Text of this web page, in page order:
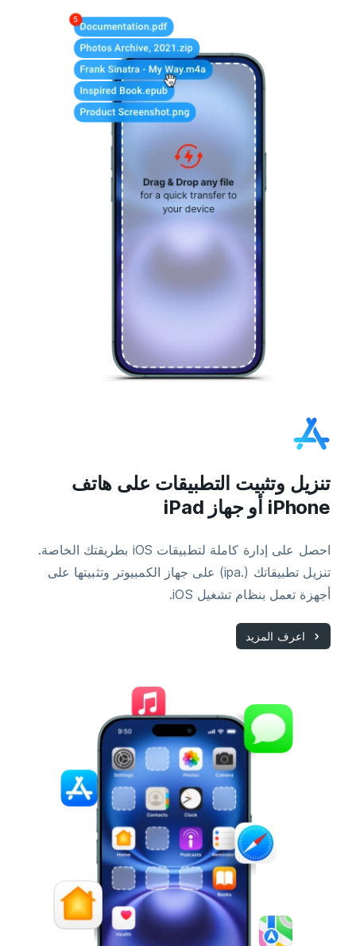
تنزيل وتثبيت التطبيقات على هاتف
iPhone أو جهاز iPad
احصل على إدارة كاملة لتطبيقات iOS بطريقتك الخاصة.
تنزيل تطبيقاتك (.ipa) على جهاز الكمبيوتر وتثبيتها على
أجهزة تعمل بنظام تشغيل iOS.
اعرف المزيد